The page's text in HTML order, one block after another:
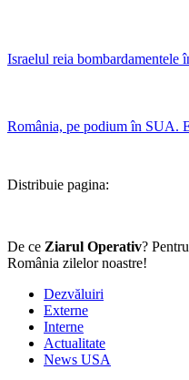
Israelul reia bombardamentele
România, pe podium în SUA.
Distribuie pagina:
De ce Ziarul Operativ?
România zilelor noastre!
Dezvăluiri
Externe
Interne
Actualitate
News USA